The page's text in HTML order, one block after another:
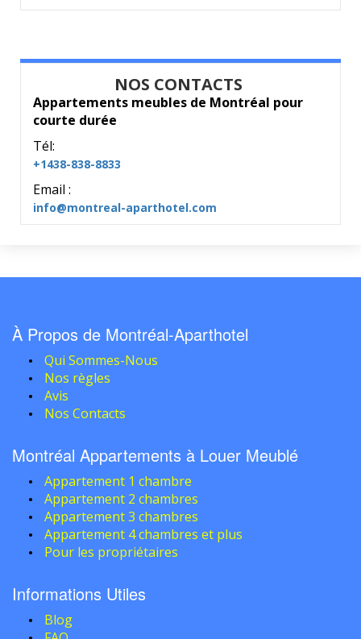
NOS CONTACTS
Appartements meubles de Montréal pour
courte durée
Tél:
+1438-838-8833
Email :
info@montreal-aparthotel.com
À Propos de Montréal-Aparthotel
Qui Sommes-Nous
Nos règles
Avis
Nos Contacts
Montréal Appartements à Louer Meublé
Appartement 1 chambre
Appartement 2 chambres
Appartement 3 chambres
Appartement 4 chambres et plus
Pour les propriétaires
Informations Utiles
Blog